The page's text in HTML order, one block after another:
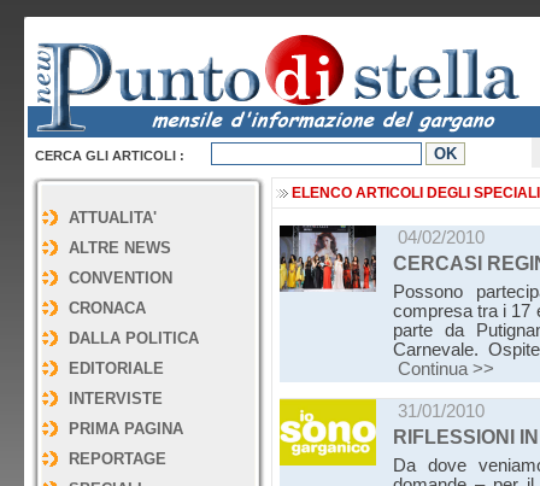
CERCA GLI ARTICOLI :
ATTUALITA'
ALTRE NEWS
CONVENTION
CRONACA
DALLA POLITICA
EDITORIALE
INTERVISTE
PRIMA PAGINA
REPORTAGE
ELENCO ARTICOLI DEGLI SPECIALI
04/02/2010
CERCASI
Possono
compresa tra i 17
parte da
Carnevale.
Continua >>
31/01/2010
RIFLESSIONI
Da dove